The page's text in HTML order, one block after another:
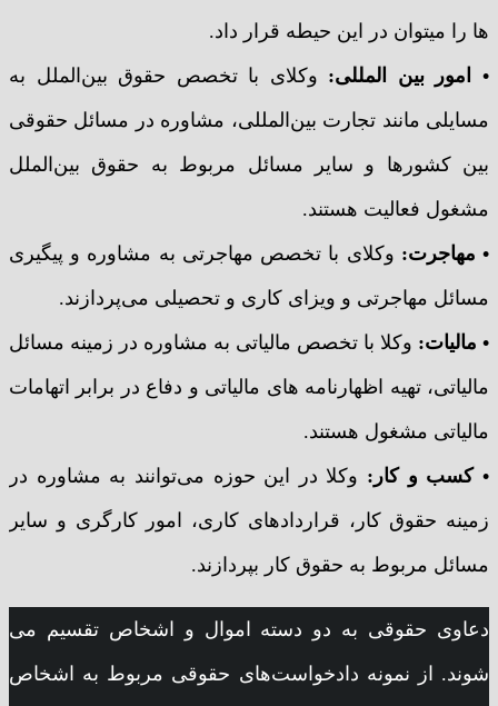
ها را میتوان در این حیطه قرار داد.
• امور بین المللی: وکلای با تخصص حقوق بین‌الملل به
مسایلی مانند تجارت بین‌المللی، مشاوره در مسائل حقوقی
بین کشورها و سایر مسائل مربوط به حقوق بین‌الملل
مشغول فعالیت هستند.
• مهاجرت: وکلای با تخصص مهاجرتی به مشاوره و پیگیری
مسائل مهاجرتی و ویزای کاری و تحصیلی می‌پردازند.
• مالیات: وکلا با تخصص مالیاتی به مشاوره در زمینه مسائل
مالیاتی، تهیه اظهارنامه های مالیاتی و دفاع در برابر اتهامات
مالیاتی مشغول هستند.
• کسب و کار: وکلا در این حوزه می‌توانند به مشاوره در
زمینه حقوق کار، قراردادهای کاری، امور کارگری و سایر
مسائل مربوط به حقوق کار بپردازند.
دعاوی حقوقی به دو دسته اموال و اشخاص تقسیم می­‌
شوند. از نمونه دادخواست‌های حقوقی مربوط به اشخاص